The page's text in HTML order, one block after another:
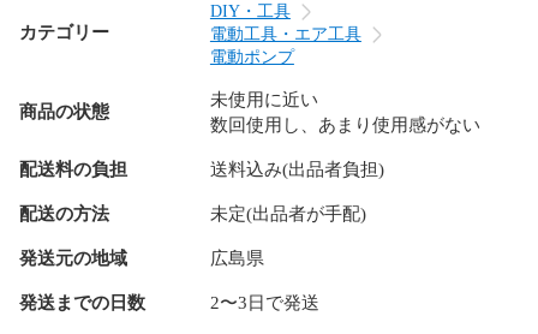
【付属品】
(詳細は画像優先となります)
【保証】
ジャンク品以外について、商品到着から一週間初期不良返品
受け付けます。
特別な記載が無い限り、メーカー保証は一切つきません。
商品について、簡単な動作確認のみ行っております。
クは行っておりません。
カテゴリー
DIY・工具
電動工具・エア工具
電動ポンプ
商品の状態
未使用に近い
数回使用し、あまり使用感がない
配送料の負担 送料込み(出品者負担)
配送の方法 未定(出品者が手配)
発送元の地域 広島県
発送までの日数 2〜3日で発送